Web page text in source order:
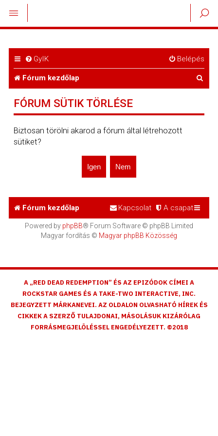
GyIK Belépés
Fórum kezdőlap
FÓRUM SÜTIK TÖRLÉSE
Biztosan törölni akarod a fórum által létrehozott
sütiket?
Fórum kezdőlap A csapat
Kapcsolat
Powered by phpBB® Forum Software © phpBB Limited
Magyar fordítás © Magyar phpBB Közösség
A „RED DEAD REDEMPTION” ÉS AZ EPIZÓDOK CÍMEI A
ROCKSTAR GAMES ÉS A TAKE-TWO INTERACTIVE, INC.
BEJEGYZETT MÁRKANEVEI. AZ OLDALON OLVASHATÓ HÍREK ÉS
CIKKEK A SZERZŐ TULAJDONAI, MÁSOLÁSUK KIZÁRÓLAG
FORRÁSMEGJELÖLÉSSEL ENGEDÉLYEZETT. ©2018